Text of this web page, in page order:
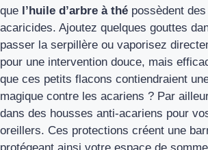
que l’huile d’arbre à thé possèdent
acaricides. Ajoutez quelques gouttes
passer la serpillère ou vaporisez
pour une intervention douce, mais
que ces petits flacons contiendraient
magique contre les acariens ? Par
dans des housses anti-acariens pour
oreillers. Ces protections créent une